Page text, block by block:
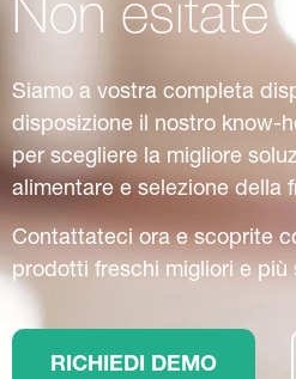
Non esitate
Siamo a vostra completa
disposizione il nostro know-
per scegliere la migliore
alimentare e selezione della
Contattateci ora e scoprite
prodotti freschi migliori e più
RICHIEDI DEMO